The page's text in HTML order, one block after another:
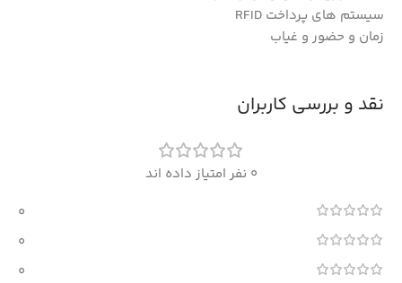
سیستم های پرداخت RFID
زمان و حضور و غیاب
نقد و بررسی کاربران
0 نفر امتیاز داده اند
0
0
0